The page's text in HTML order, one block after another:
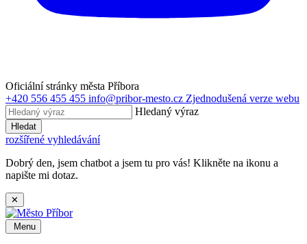
Oficiální stránky města Příbora
+420 556 455 455 info@pribor-mesto.cz Zjednodušená verze webu
Hledaný výraz
Hledat
rozšířené vyhledávání
Dobrý den, jsem chatbot a jsem tu pro vás! Klikněte na ikonu a
napište mi dotaz.
✕
Menu